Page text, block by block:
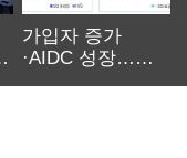
가입자 증가
·AIDC 성장…